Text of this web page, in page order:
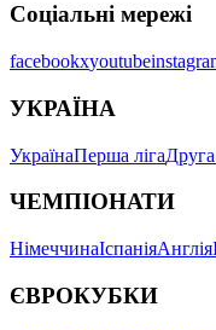
Соціальні мережі
facebookxyoutube
УКРАЇНА
УкраїнаПерша лігаДруга
ЧЕМПІОНАТИ
НімеччинаІспаніяАнглія
ЄВРОКУБКИ